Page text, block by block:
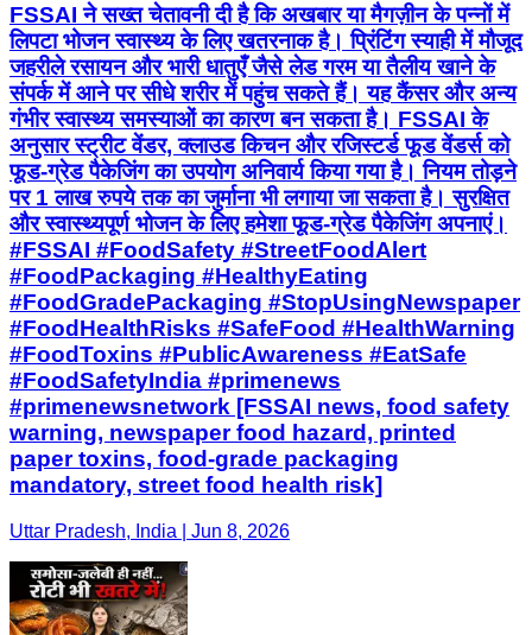
FSSAI ने सख्त चेतावनी दी है कि अखबार या मैगज़ीन के पन्नों में
लिपटा भोजन स्वास्थ्य के लिए खतरनाक है। प्रिंटिंग स्याही में मौजूद
जहरीले रसायन और भारी धातुएँ जैसे लेड गरम या तैलीय खाने के
संपर्क में आने पर सीधे शरीर में पहुंच सकते हैं। यह कैंसर और अन्य
गंभीर स्वास्थ्य समस्याओं का कारण बन सकता है। FSSAI के
अनुसार स्ट्रीट वेंडर, क्लाउड किचन और रजिस्टर्ड फूड वेंडर्स को
फूड-ग्रेड पैकेजिंग का उपयोग अनिवार्य किया गया है। नियम तोड़ने
पर 1 लाख रुपये तक का जुर्माना भी लगाया जा सकता है। सुरक्षित
और स्वास्थ्यपूर्ण भोजन के लिए हमेशा फूड-ग्रेड पैकेजिंग अपनाएं।
#FSSAI #FoodSafety #StreetFoodAlert
#FoodPackaging #HealthyEating
#FoodGradePackaging #StopUsingNewspaper
#FoodHealthRisks #SafeFood #HealthWarning
#FoodToxins #PublicAwareness #EatSafe
#FoodSafetyIndia #primenews
#primenewsnetwork [FSSAI news, food safety
warning, newspaper food hazard, printed
paper toxins, food-grade packaging
mandatory, street food health risk]
Uttar Pradesh, India | Jun 8, 2026